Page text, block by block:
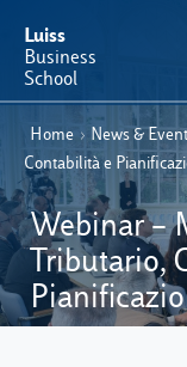
Luiss
Business
School
Offerta
Perché Luiss
Faculty &
Home › News &
Contabilità e
Webinar –
Tributario,